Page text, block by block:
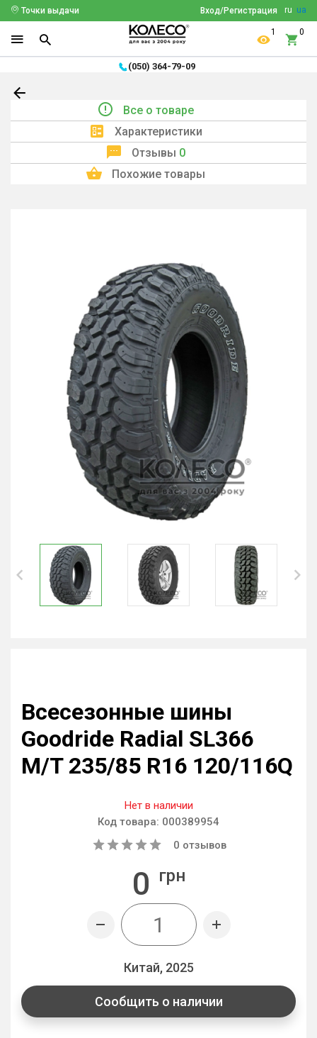
ru ua
Вход/Регистрация
Точки выдачи
1 0
(050) 364-79-09
Все о товаре
Характеристики
Отзывы 0
Похожие товары
Всесезонные шины
Goodride Radial SL366
M/T 235/85 R16 120/116Q
Нет в наличии
Код товара: 000389954
0 отзывов
0 грн
Китай, 2025
Сообщить о наличии